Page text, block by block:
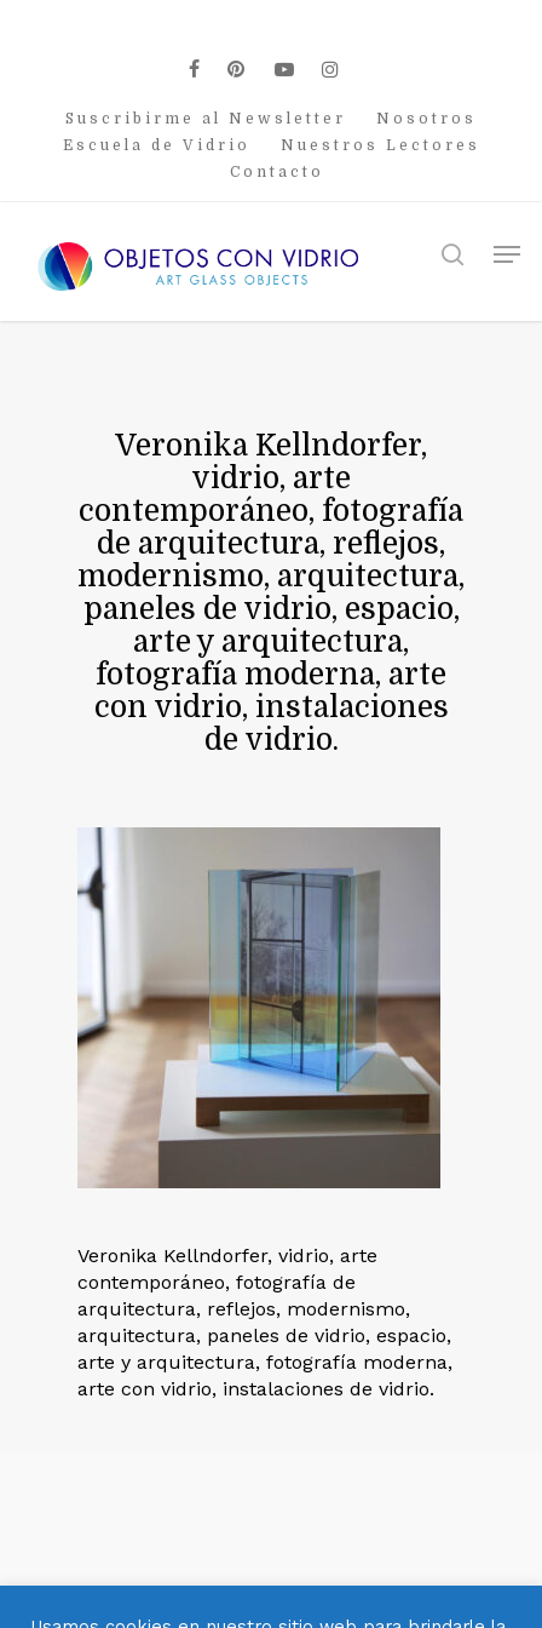
facebook
pinterest
youtubeinstagram
Suscribirme al Newsletter
Nosotros
Escuela de Vidrio
Nuestros Lectores
Contacto
search
Veronika Kellndorfer,
vidrio, arte
contemporáneo, fotografía
de arquitectura, reflejos,
modernismo, arquitectura,
paneles de vidrio, espacio,
arte y arquitectura,
fotografía moderna, arte
con vidrio, instalaciones
de vidrio.
Veronika Kellndorfer, vidrio, arte
contemporáneo, fotografía de
arquitectura, reflejos, modernismo,
arquitectura, paneles de vidrio, espacio,
arte y arquitectura, fotografía moderna,
arte con vidrio, instalaciones de vidrio.